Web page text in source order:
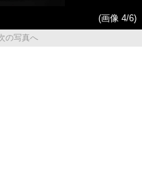
(画像 4/6)
の写真へ